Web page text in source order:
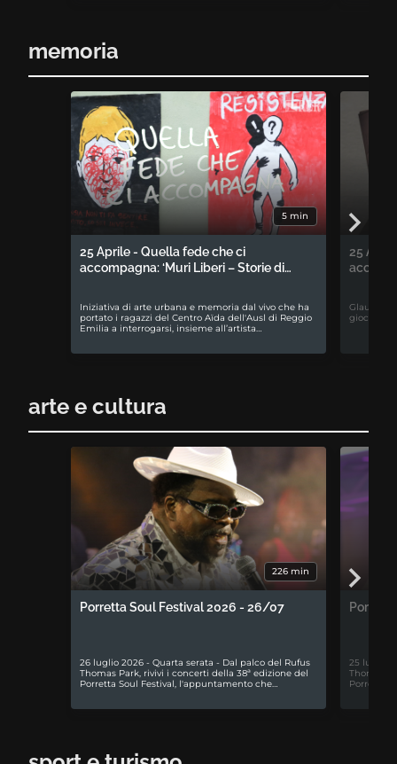
memoria
5 min
25 Aprile - Quella fede che ci
accompagna: ‘Muri Liberi – Storie di…
Iniziativa di arte urbana e memoria dal vivo che ha
portato i ragazzi del Centro Aïda dell'Ausl di Reggio
Emilia a interrogarsi, insieme all’artista…
25
Glauco
gioco da
arte e cultura
226 min
Porretta Soul Festival 2026 - 26/07
26 luglio 2026 - Quarta serata - Dal palco del Rufus
Thomas Park, rivivi i concerti della 38ª edizione del
Porretta Soul Festival, l'appuntamento che…
25 luglio
Thomas
Porretta